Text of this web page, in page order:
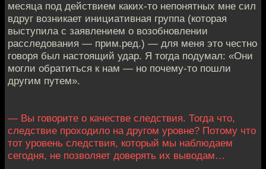
месяца под действием каких-то непонятных мне сил
вдруг возникает инициативная группа (которая
выступила с заявлением о возобновлении
расследования — прим.ред.) — для меня это честно
говоря был настоящий удар. Я тогда подумал: «Они
могли обратиться к нам — но почему-то пошли
другим путем».
— Вы говорите о качестве следствия. Тогда что,
следствие проходило на другом уровне? Потому что
тот уровень следствия, который мы наблюдаем
сегодня, не позволяет доверять их выводам…